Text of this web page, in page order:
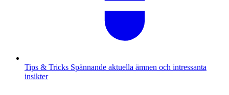
Tips & Tricks Spännande aktuella ämnen och intressanta
insikter